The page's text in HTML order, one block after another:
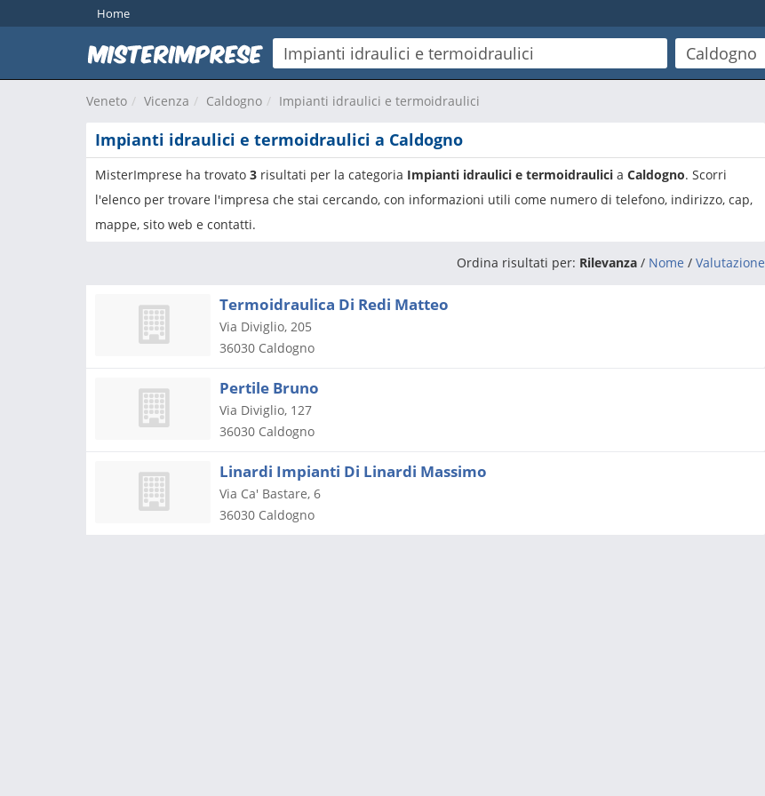
Home
Veneto Vicenza Caldogno Impianti idraulici e termoidraulici
Impianti idraulici e termoidraulici a Caldogno
MisterImprese ha trovato 3 risultati per la categoria Impianti idraulici e termoidraulici a Caldogno. Scorri
l'elenco per trovare l'impresa che stai cercando, con informazioni utili come numero di telefono, indirizzo, cap,
mappe, sito web e contatti.
Ordina risultati per: Rilevanza / Nome / Valutazione
Termoidraulica Di Redi Matteo
Via Diviglio, 205
36030 Caldogno
Pertile Bruno
Via Diviglio, 127
36030 Caldogno
Linardi Impianti Di Linardi Massimo
Via Ca' Bastare, 6
36030 Caldogno